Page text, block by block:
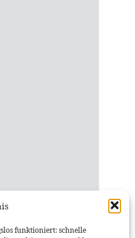
funktioniert: schnelle